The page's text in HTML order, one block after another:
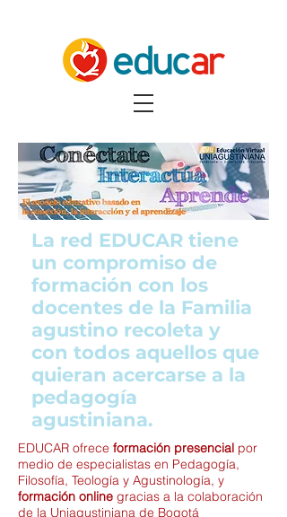
La red EDUCAR tiene
un compromiso de
formación con los
docentes de la Familia
agustino recoleta y
con todos aquellos que
quieran acercarse a la
pedagogía
agustiniana.
EDUCAR ofrece formación presencial por
medio de especialistas en Pedagogía,
Filosofía, Teología y Agustinología, y
formación online gracias a la colaboración
de la Uniagustiniana de Bogotá